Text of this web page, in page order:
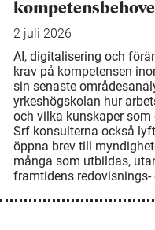
2 juli 2026
AI, digitalisering och
krav på kompetensen
sin senaste
yrkeshögskolan hur
och vilka kunskaper
Srf konsulterna också
öppna brev till
många som utbildas,
framtidens redovisnings-